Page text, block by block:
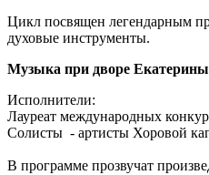
Цикл посвящен легендарным
духовые инструменты.
Музыка при дворе
Исполнители:
Лауреат международных
Солисты - артисты Хоровой
В программе прозвучат